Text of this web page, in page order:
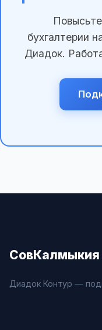
бухгалтерии
Диадок.
Диадок Контур —